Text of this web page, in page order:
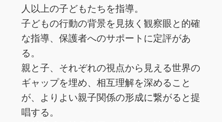
人以上の子どもたちを指導。
子どもの行動の背景を見抜く観察眼と的確
な指導、保護者へのサポートに定評があ
る。
親と子、それぞれの視点から見える世界の
ギャップを埋め、相互理解を深めること
が、よりよい親子関係の形成に繋がると提
唱する。